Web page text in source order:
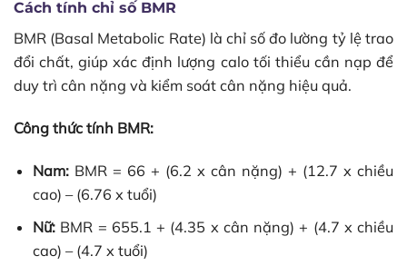
Cách tính chỉ số BMR
BMR (Basal Metabolic Rate) là chỉ số đo lường tỷ lệ trao
đổi chất, giúp xác định lượng calo tối thiểu cần nạp để
duy trì cân nặng và kiểm soát cân nặng hiệu quả.
Công thức tính BMR:
Nam: BMR = 66 + (6.2 x cân nặng) + (12.7 x chiều
cao) – (6.76 x tuổi)
Nữ: BMR = 655.1 + (4.35 x cân nặng) + (4.7 x chiều
cao) – (4.7 x tuổi)